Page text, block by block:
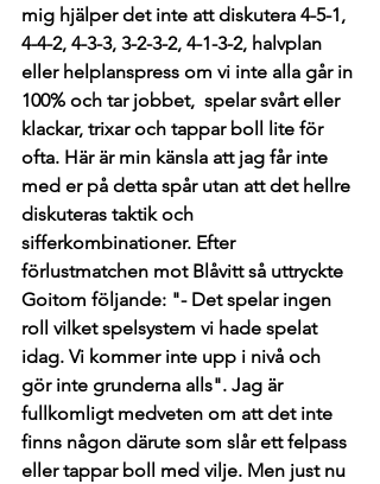
mig hjälper det inte att diskutera 4-5-1,
4-4-2, 4-3-3, 3-2-3-2, 4-1-3-2, halvplan
eller helplanspress om vi inte alla går in
100% och tar jobbet,  spelar svårt eller
klackar, trixar och tappar boll lite för
ofta. Här är min känsla att jag får inte
med er på detta spår utan att det hellre
diskuteras taktik och
sifferkombinationer. Efter
förlustmatchen mot Blåvitt så uttryckte
Goitom följande: "- Det spelar ingen
roll vilket spelsystem vi hade spelat
idag. Vi kommer inte upp i nivå och
gör inte grunderna alls". Jag är
fullkomligt medveten om att det inte
finns någon därute som slår ett felpass
eller tappar boll med vilje. Men just nu